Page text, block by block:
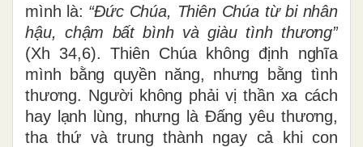
mình là: “Đức Chúa, Thiên Chúa từ bi nhân
hậu, chậm bất bình và giàu tình thương”
(Xh 34,6). Thiên Chúa không định nghĩa
mình bằng quyền năng, nhưng bằng tình
thương. Người không phải vị thần xa cách
hay lạnh lùng, nhưng là Đấng yêu thương,
tha thứ và trung thành ngay cả khi con